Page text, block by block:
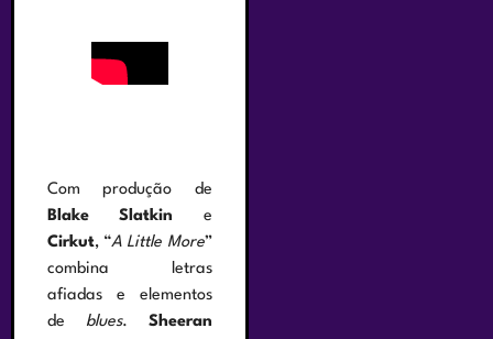
Com produção de
Blake Slatkin e
Cirkut, “A Little More”
combina letras
afiadas e elementos
de blues. Sheeran